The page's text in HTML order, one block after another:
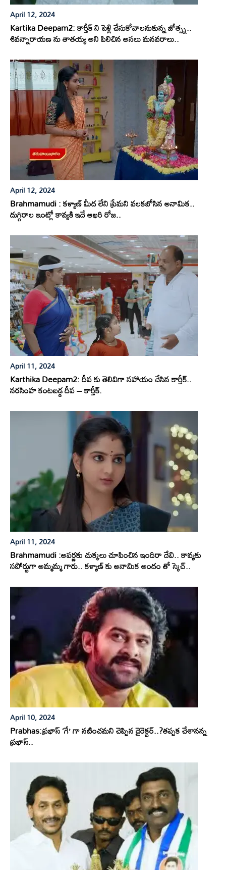
April 12, 2024
Kartika Deepam2: కార్తీక్ ని పెళ్లి చేసుకోవాలనుకున్న జోత్స్న..
శివన్నారాయణ ను తాతయ్య అని పిలిచిన అసలు మనవరాలు..
April 12, 2024
Brahmamudi : కళ్యాణ్ మీద లేని ప్రేమని వలకబోసిన అనామిక..
దుగ్గిరాల ఇంట్లో కావ్యకి ఇదే ఆఖరి రోజ..
April 11, 2024
Karthika Deepam2: దీప కు తెలివిగా సహాయం చేసిన కార్తీక్..
నరసింహ కంటబడ్డ దీప – కార్తీక్.
April 11, 2024
Brahmamudi :అపర్ణకు చుక్కలు చూపించిన ఇందిరా దేవి.. కావ్యకు
సపోర్టుగా అమ్మమ్మ గారు.. కళ్యాణ్ కు అనామిక అందం తో స్కెచ్..
April 10, 2024
Prabhas:ప్రభాస్ ‘గే’ గా నటించమని చెప్పిన డైరెక్టర్..?తప్పక చేశానన్న
ప్రభాస్..